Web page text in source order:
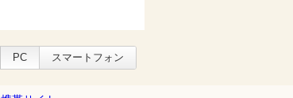
PC スマートフォン